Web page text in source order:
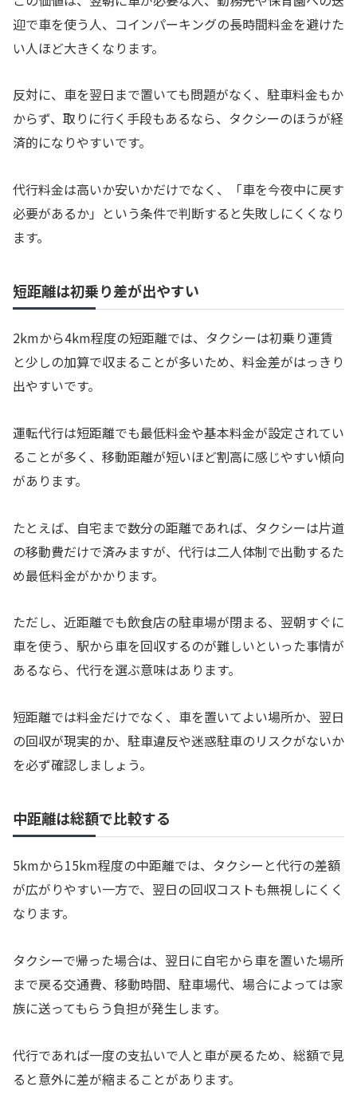
迎で車を使う人、コインパーキングの長時間料金を避けた
い人ほど大きくなります。
反対に、車を翌日まで置いても問題がなく、駐車料金もか
からず、取りに行く手段もあるなら、タクシーのほうが経
済的になりやすいです。
代行料金は高いか安いかだけでなく、「車を今夜中に戻す
必要があるか」という条件で判断すると失敗しにくくなり
ます。
短距離は初乗り差が出やすい
2kmから4km程度の短距離では、タクシーは初乗り運賃
と少しの加算で収まることが多いため、料金差がはっきり
出やすいです。
運転代行は短距離でも最低料金や基本料金が設定されてい
ることが多く、移動距離が短いほど割高に感じやすい傾向
があります。
たとえば、自宅まで数分の距離であれば、タクシーは片道
の移動費だけで済みますが、代行は二人体制で出動するた
め最低料金がかかります。
ただし、近距離でも飲食店の駐車場が閉まる、翌朝すぐに
車を使う、駅から車を回収するのが難しいといった事情が
あるなら、代行を選ぶ意味はあります。
短距離では料金だけでなく、車を置いてよい場所か、翌日
の回収が現実的か、駐車違反や迷惑駐車のリスクがないか
を必ず確認しましょう。
中距離は総額で比較する
5kmから15km程度の中距離では、タクシーと代行の差額
が広がりやすい一方で、翌日の回収コストも無視しにくく
なります。
タクシーで帰った場合は、翌日に自宅から車を置いた場所
まで戻る交通費、移動時間、駐車場代、場合によっては家
族に送ってもらう負担が発生します。
代行であれば一度の支払いで人と車が戻るため、総額で見
ると意外に差が縮まることがあります。